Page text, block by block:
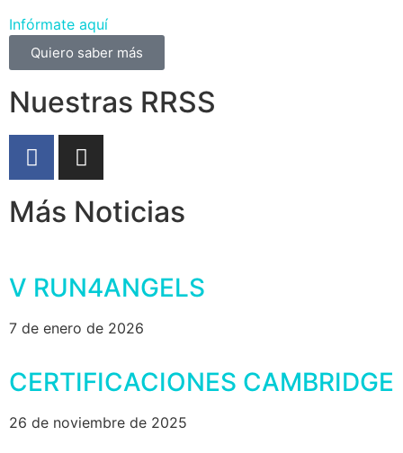
Infórmate aquí
Quiero saber más
Nuestras RRSS
Más Noticias
V RUN4ANGELS
7 de enero de 2026
CERTIFICACIONES CAMBRIDGE
26 de noviembre de 2025